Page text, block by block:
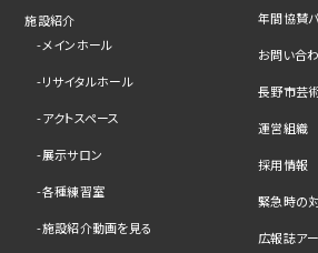
施設紹介
メインホール
リサイタルホール
アクトスペース
展示サロン
各種練習室
施設紹介動画を見る
年間協賛
お問い合
長野市芸
運営組織
採用情報
緊急時の
広報誌ア